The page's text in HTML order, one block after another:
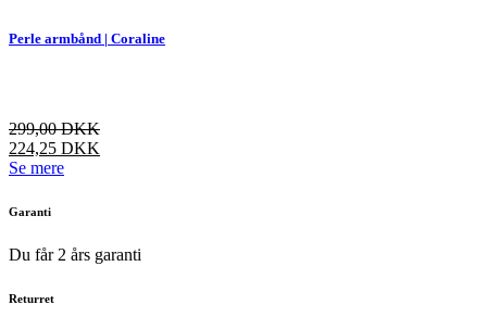
flere
på
varesiden
Perle armbånd | Coraline
299,00DKK
224,25 DKK
Se mereDette
varianter.
Mulighederne
Garanti
Du får 2 års garanti
Returret